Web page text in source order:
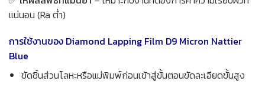
แน่นอน (Ra ต่ำ)
การใช้งานของ Diamond Lapping Film D9 Micron Nattier
Blue
ขัดชิ้นส่วนโลหะหรือแม่พิมพ์ก่อนเข้าสู่ขั้นตอนขัดละเอียดขั้นสูง